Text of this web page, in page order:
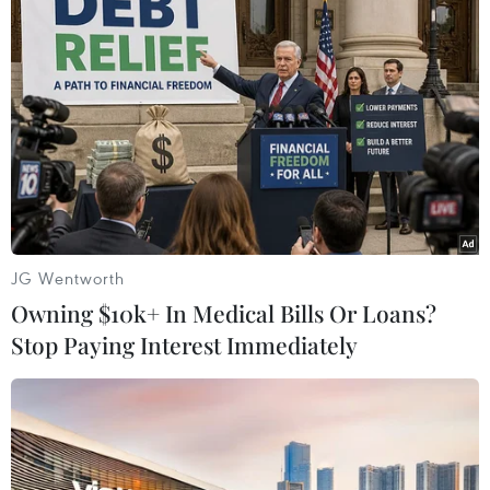
#Taliban #Nữ giới #Đại học
#Tuyển sinh đại học
JG Wentworth
Owning $10k+ In Medical Bills Or Loans?
Stop Paying Interest Immediately